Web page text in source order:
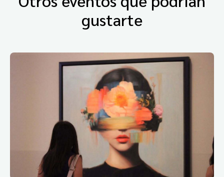
gustarte